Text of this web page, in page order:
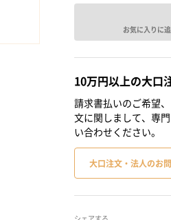
お気に入りに
10万円以上の大口
請求書払いのご希望
文に関しまして、専
い合わせください。
大口注文・法人のお